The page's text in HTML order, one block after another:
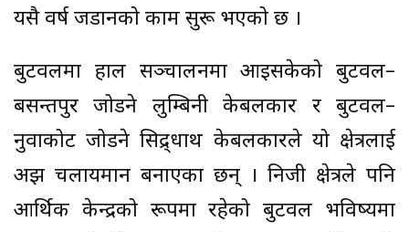
यसै वर्ष जडानको काम सुरू भएको छ ।
बुटवलमा हाल सञ्चालनमा आइसकेको बुटवल–
बसन्तपुर जोडने लुम्बिनी केबलकार र बुटवल–
नुवाकोट जोडने सिद्र्धाथ केबलकारले यो क्षेत्रलाई
अझ चलायमान बनाएका छन् । निजी क्षेत्रले पनि
आर्थिक केन्द्रको रूपमा रहेको बुटवल भविष्यमा